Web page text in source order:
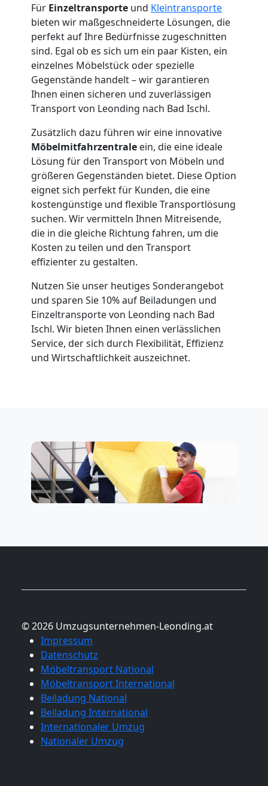
Für Einzeltransporte und Kleintransporte
bieten wir maßgeschneiderte Lösungen, die
perfekt auf Ihre Bedürfnisse zugeschnitten
sind. Egal ob es sich um ein paar Kisten, ein
einzelnes Möbelstück oder spezielle
Gegenstände handelt – wir garantieren
Ihnen einen sicheren und zuverlässigen
Transport von Leonding nach Bad Ischl.
Zusätzlich dazu führen wir eine innovative
Möbelmitfahrzentrale ein, die eine ideale
Lösung für den Transport von Möbeln und
größeren Gegenständen bietet. Diese Option
eignet sich perfekt für Kunden, die eine
kostengünstige und flexible Transportlösung
suchen. Wir vermitteln Ihnen Mitreisende,
die in die gleiche Richtung fahren, um die
Kosten zu teilen und den Transport
effizienter zu gestalten.
Nutzen Sie unser heutiges Sonderangebot
und sparen Sie 10% auf Beiladungen und
Einzeltransporte von Leonding nach Bad
Ischl. Wir bieten Ihnen einen verlässlichen
Service, der sich durch Flexibilität, Effizienz
und Wirtschaftlichkeit auszeichnet.
© 2026 Umzugsunternehmen-Leonding.at
Impressum
Datenschutz
Möbeltransport National
Möbeltransport International
Beiladung National
Beiladung International
Internationaler Umzug
Nationaler Umzug